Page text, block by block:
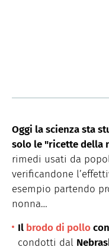
Oggi la scienza sta
solo le "ricette della
rimedi usati da
verificandone
esempio partendo
nonna…
Il brodo di pollo
condotti dal